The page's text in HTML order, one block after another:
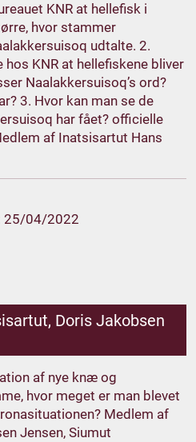
KNR at hellefisk i
hvor stammer
udtalte. 2.
KNR at hellefiskene bliver
Naalakkersuisoq’s ord?
3. Hvor kan man se de
har fået? officielle
af Inatsisartut Hans
25/04/2022
Doris Jakobsen
af nye knæ og
hvor meget er man blevet
Medlem af
Jensen, Siumut